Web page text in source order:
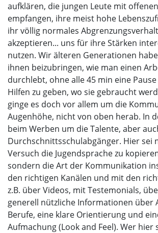
aufklären, die jungen Leute mit
empfangen, ihre meist hohe
ihr völlig normales
akzeptieren... uns für ihre Stärken
nutzen. Wir älteren Generationen
ihnen beizubringen, wie man einen
durchlebt, ohne alle 45 min eine
Hilfen zu geben, wo sie gebraucht
ginge es doch vor allem um die
Augenhöhe, nicht von oben herab. In
beim Werben um die Talente, aber
Durchschnittsschulabgänger. Hier sei
Versuch die Jugendsprache zu
sondern die Art der Kommunikation
den richtigen Kanälen und mit den
z.B. über Videos, mit Testemonials,
generell nützliche Informationen über
Berufe, eine klare Orientierung und
Aufmachung (Look and Feel). Wer hier